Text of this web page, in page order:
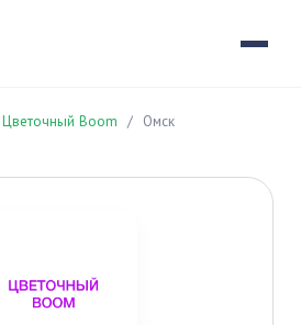
Цветочный Boom / Омск